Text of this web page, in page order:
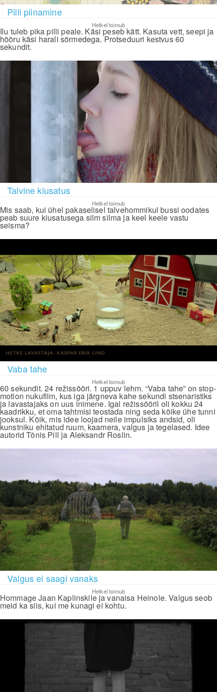
Pilli piinamine
Hetkel toimub
Ilu tuleb pika pilli peale. Käsi peseb kätt. Kasuta vett, seepi ja
hõõru käsi harali sõrmedega. Protseduuri kestvus 60
sekundit.
Talvine kiusatus
Hetkel toimub
Mis saab, kui ühel pakaselisel talvehommikul bussi oodates
peab suure kiusatusega silm silma ja keel keele vastu
seisma?
Vaba tahe
Hetkel toimub
60 sekundit. 24 režissööri. 1 uppuv lehm. “Vaba tahe” on stop-
motion nukufilm, kus iga järgneva kahe sekundi stsenaristiks
ja lavastajaks on uus inimene. Igal režissööril oli kokku 24
kaadrikku, et oma tahtmisi teostada ning seda kõike ühe tunni
jooksul. Kõik, mis idee loojad neile impulsiks andsid, oli
kunstniku ehitatud ruum, kaamera, valgus ja tegelased. Idee
autorid Tõnis Pill ja Aleksandr Roslin.
Valgus ei saagi vanaks
Hetkel toimub
Hommage Jaan Kaplinskile ja vanaisa Heinole. Valgus seob
meid ka siis, kui me kunagi ei kohtu.